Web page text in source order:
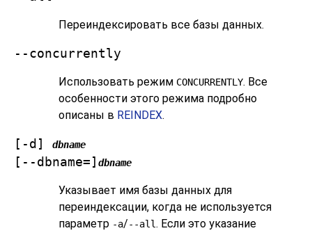
Переиндексировать все базы данных.
--concurrently
Использовать режим CONCURRENTLY. Все
особенности этого режима подробно
описаны в REINDEX.
[ -d ] dbname
[ --dbname= ] dbname
Указывает имя базы данных для
переиндексации, когда не используется
параметр -a/--all. Если это указание